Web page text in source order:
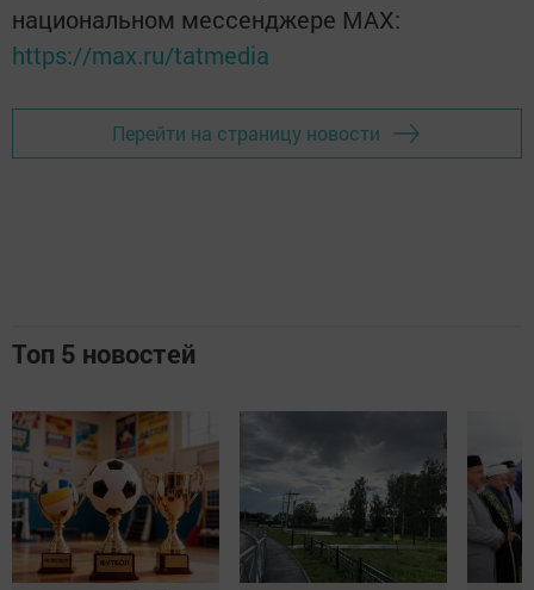
национальном мессенджере MАХ:
https://max.ru/tatmedia
Перейти на страницу новости
Топ 5 новостей